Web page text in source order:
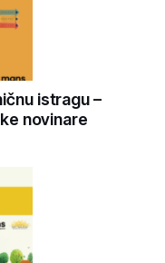
istragu –
novinare